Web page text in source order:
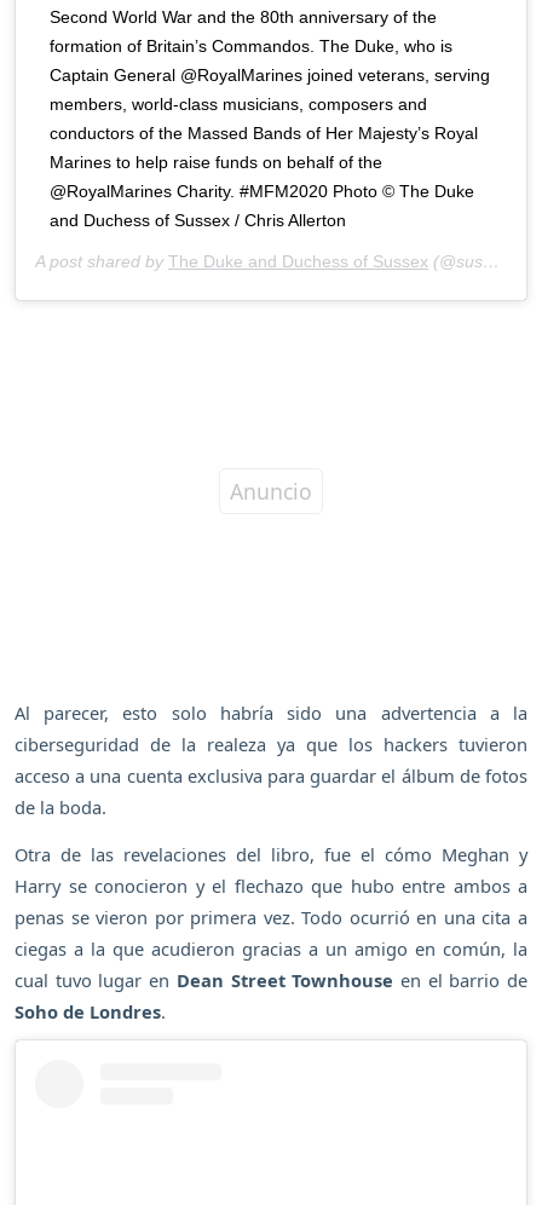
Second World War and the 80th anniversary of the
formation of Britain’s Commandos. The Duke, who is
Captain General @RoyalMarines joined veterans, serving
members, world-class musicians, composers and
conductors of the Massed Bands of Her Majesty’s Royal
Marines to help raise funds on behalf of the
@RoyalMarines Charity. #MFM2020 Photo © The Duke
and Duchess of Sussex / Chris Allerton
A post shared by The Duke and Duchess of Sussex (@sussexroyal) on
Al parecer, esto solo habría sido una advertencia a la
ciberseguridad de la realeza ya que los hackers tuvieron
acceso a una cuenta exclusiva para guardar el álbum de fotos
de la boda.
Otra de las revelaciones del libro, fue el cómo Meghan y
Harry se conocieron y el flechazo que hubo entre ambos a
penas se vieron por primera vez. Todo ocurrió en una cita a
ciegas a la que acudieron gracias a un amigo en común, la
cual tuvo lugar en Dean Street Townhouse en el barrio de
Soho de Londres.